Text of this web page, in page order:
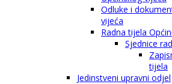
Odluke i
vijeća
Radna tijela
Sjednice
tijela
Jedinstveni upravni odjel